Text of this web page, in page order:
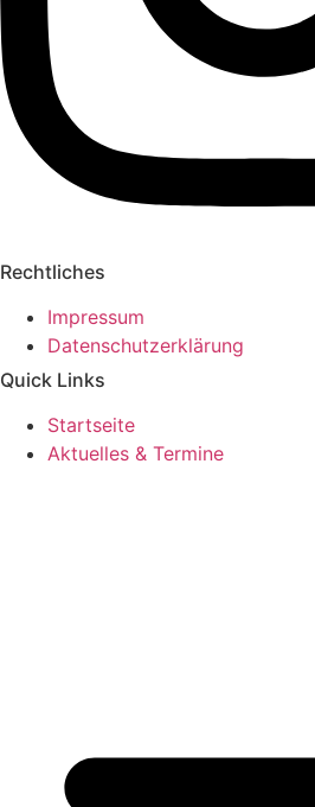
Rechtliches
Impressum
Datenschutzerklärung
Quick Links
Startseite
Aktuelles & Termine